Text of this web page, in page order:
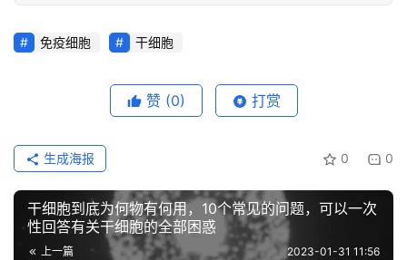
免疫细胞 干细胞
赞 (0) 打赏
0 0
生成海报
干细胞到底为何物有何用，10个常见的问题，可以一次
性回答有关干细胞的全部困惑
上一篇 2023-01-31 11:56